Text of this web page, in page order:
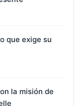
que exige su
la misión de